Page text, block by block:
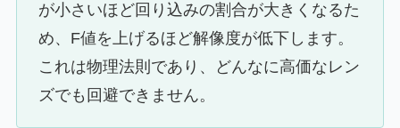
が小さいほど回り込みの割合が大きくなるた
め、F値を上げるほど解像度が低下します。
これは物理法則であり、どんなに高価なレン
ズでも回避できません。